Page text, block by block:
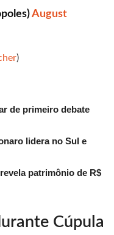
August
)
de primeiro debate
lidera no Sul e
patrimônio de R$
Cúpula